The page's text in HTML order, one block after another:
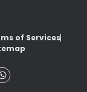
of Services